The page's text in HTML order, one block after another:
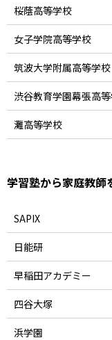
桜蔭高等学校
女子学院高等学校
筑波大学附属高等学校
渋谷教育学園幕張高
灘高等学校
学習塾から家庭教師
SAPIX
日能研
早稲田アカデミー
四谷大塚
浜学園